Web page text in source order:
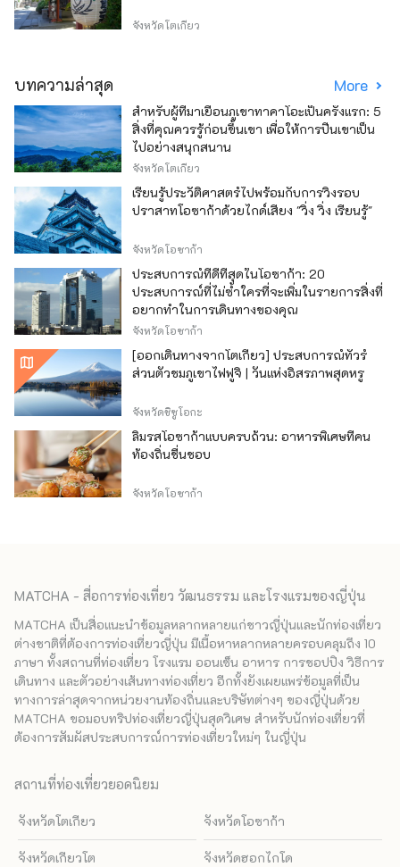
จังหวัดโตเกียว
บทความล่าสุด More
สำหรับผู้ที่มาเยือนภูเขาทาคาโอะเป็นครั้งแรก: 5
สิ่งที่คุณควรรู้ก่อนขึ้นเขา เพื่อให้การปีนเขาเป็น
ไปอย่างสนุกสนาน
จังหวัดโตเกียว
เรียนรู้ประวัติศาสตร์ไปพร้อมกับการวิ่งรอบ
ปราสาทโอซาก้าด้วยไกด์เสียง "วิ่ง วิ่ง เรียนรู้"
จังหวัดโอซาก้า
ประสบการณ์ที่ดีที่สุดในโอซาก้า: 20
ประสบการณ์ที่ไม่ซ้ำใครที่จะเพิ่มในรายการสิ่งที่
อยากทำในการเดินทางของคุณ
จังหวัดโอซาก้า
[ออกเดินทางจากโตเกียว] ประสบการณ์ทัวร์
ส่วนตัวชมภูเขาไฟฟูจิ | วันแห่งอิสรภาพสุดหรู
จังหวัดชิซูโอกะ
ลิ้มรสโอซาก้าแบบครบถ้วน: อาหารพิเศษที่คน
ท้องถิ่นชื่นชอบ
จังหวัดโอซาก้า
MATCHA - สื่อการท่องเที่ยว วัฒนธรรม และโรงแรมของญี่ปุ่น
MATCHA เป็นสื่อแนะนำข้อมูลหลากหลายแก่ชาวญี่ปุ่นและนักท่องเที่ยว
ต่างชาติที่ต้องการท่องเที่ยวญี่ปุ่น มีเนื้อหาหลากหลายครอบคลุมถึง 10
ภาษา ทั้งสถานที่ท่องเที่ยว โรงแรม ออนเซ็น อาหาร การชอปปิง วิธีการ
เดินทาง และตัวอย่างเส้นทางท่องเที่ยว อีกทั้งยังเผยแพร่ข้อมูลที่เป็น
ทางการล่าสุดจากหน่วยงานท้องถิ่นและบริษัทต่างๆ ของญี่ปุ่นด้วย
MATCHA ขอมอบทริปท่องเที่ยวญี่ปุ่นสุดวิเศษ สำหรับนักท่องเที่ยวที่
ต้องการสัมผัสประสบการณ์การท่องเที่ยวใหม่ๆ ในญี่ปุ่น
สถานที่ท่องเที่ยวยอดนิยม
จังหวัดโตเกียว จังหวัดโอซาก้า
จังหวัดเกียวโต จังหวัดฮอกไกโด